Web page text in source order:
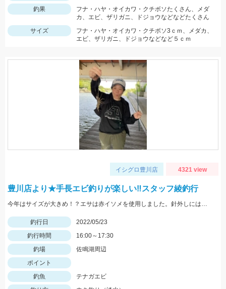
釣果
フナ・ハヤ・オイカワ・クチボソたくさん、メダ
カ、エビ、ザリガニ、ドジョウなどなどたくさん
サイズ
フナ・ハヤ・オイカワ・クチボソ3ｃｍ、メダカ、
エビ、ザリガニ、ドジョウなどなど５ｃｍ
イシグロ豊川店 4321 view
豊川店より★手長エビ釣りが楽しい‼スタッフ綾釣行
今年はサイズが大きめ！？エサは赤イソメを使用しました。針外しにはフォーセップがあると鋏まれずにすみますよ！
釣行日
2022/05/23
釣行時間
16:00～17:30
釣場
佐鳴湖周辺
ポイント
釣魚
テナガエビ